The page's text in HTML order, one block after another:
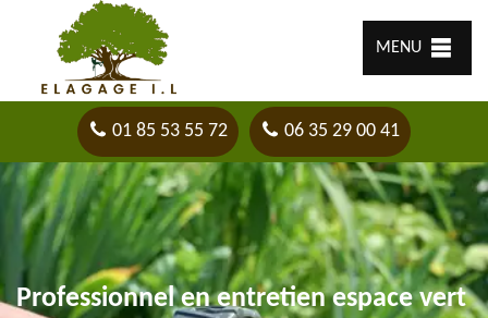
MENU
01 85 53 55 72 06 35 29 00 41
Professionnel en entretien espace vert